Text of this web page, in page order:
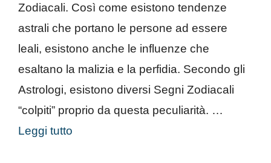
Zodiacali. Così come esistono tendenze
astrali che portano le persone ad essere
leali, esistono anche le influenze che
esaltano la malizia e la perfidia. Secondo gli
Astrologi, esistono diversi Segni Zodiacali
“colpiti” proprio da questa peculiarità. …
Leggi tutto